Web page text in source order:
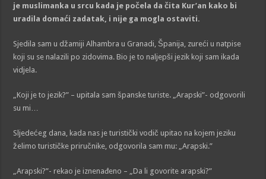
je muslimanka u srcu kada je počela da čita Kur’an kako bi
uradila domaći zadatak, i nije ga mogla ostaviti.
Sjedila sam u džamiji Alhambra u Granadi, Španija, zureći u natpise
koji su se nalazili po zidovima. Bio je to naljepši jezik koji sam ikada
vidjela.
„Koji je to jezik?” – upitala sam španske turiste. „Arapski”- odgovorili
su mi…
Sljedećeg dana, kada nas je turistički vodič upitao na kojem jeziku
želimo turističke priručnike, odgovorila sam mu: „Arapski.”
„Arapski?”- rekao je iznenađeno – „Da li govorite arapski?”